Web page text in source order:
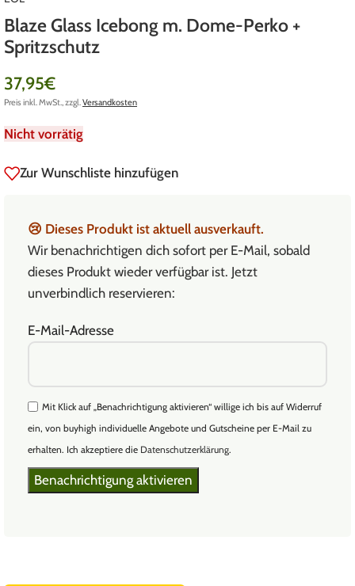
Blaze Glass Icebong m. Dome-Perko +
Spritzschutz
37,95€
Preis inkl. MwSt., zzgl.Versandkosten
Nicht vorrätig
Zur Wunschliste hinzufügen
😢 Dieses Produkt ist aktuell ausverkauft.
Wir benachrichtigen dich sofort per E-Mail, sobald
dieses Produkt wieder verfügbar ist. Jetzt
unverbindlich reservieren:
E-Mail-Adresse
Mit Klick auf „Benachrichtigung aktivieren“ willige ich bis auf Widerruf
ein, von buyhigh individuelle Angebote und Gutscheine per E-Mail zu
erhalten. Ich akzeptiere die Datenschutzerklärung.